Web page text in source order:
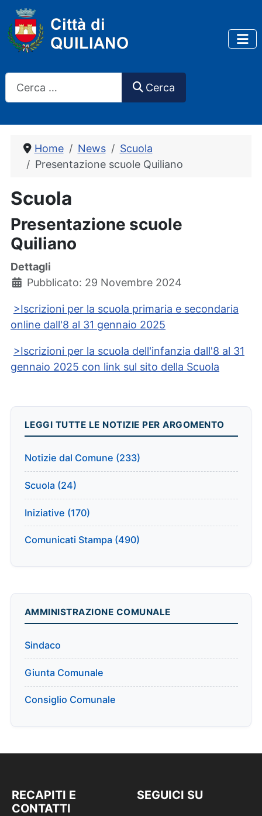
Cerca
Home News
Scuola
Presentazione scuole Quiliano
Scuola
Presentazione scuole
Quiliano
Dettagli
Pubblicato: 29 Novembre 2024
>Iscrizioni per la scuola primaria e secondaria
online dall'8 al 31 gennaio 2025
>Iscrizioni per la scuola dell'infanzia dall'8 al 31
gennaio 2025 con link sul sito della Scuola
LEGGI TUTTE LE NOTIZIE PER ARGOMENTO
Notizie dal Comune (233)
Scuola (24)
Iniziative (170)
Comunicati Stampa (490)
AMMINISTRAZIONE COMUNALE
Sindaco
Giunta Comunale
Consiglio Comunale
RECAPITI E
CONTATTI
SEGUICI SU